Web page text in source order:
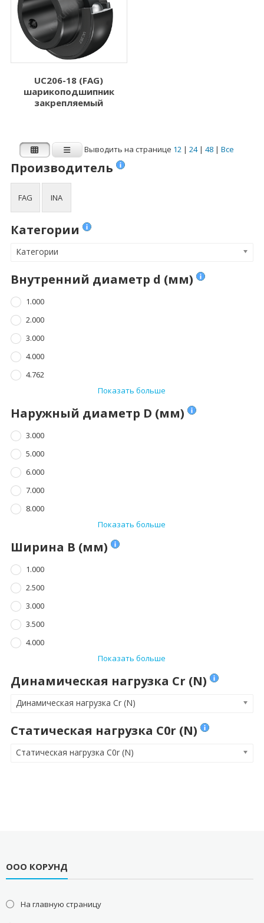
Внутренний
диаметр d (мм)
1.000
2.000
3.000
4.762
Показать больше
1.000
2.500
3.000
3.500
4.000
Показать больше
нагрузка C0r (N)
UC206-18 (FAG)
шарикоподшипник
закрепляемый
Выводить на странице 12 | 24| 48| Все
Производитель
FAG INA
Категории
Категории
Внутренний диаметр d (мм)
1.000
2.000
3.000
4.000
4.762
Показать больше
Наружный диаметр D (мм)
3.000
5.000
6.000
7.000
8.000
Показать больше
Ширина B (мм)
1.000
2.500
3.000
3.500
4.000
Показать больше
Динамическая нагрузка Cr (N)
Динамическая нагрузка Cr (N)
Статическая нагрузка C0r (N)
Статическая нагрузка C0r (N)
ООО КОРУНД
На главную страницу